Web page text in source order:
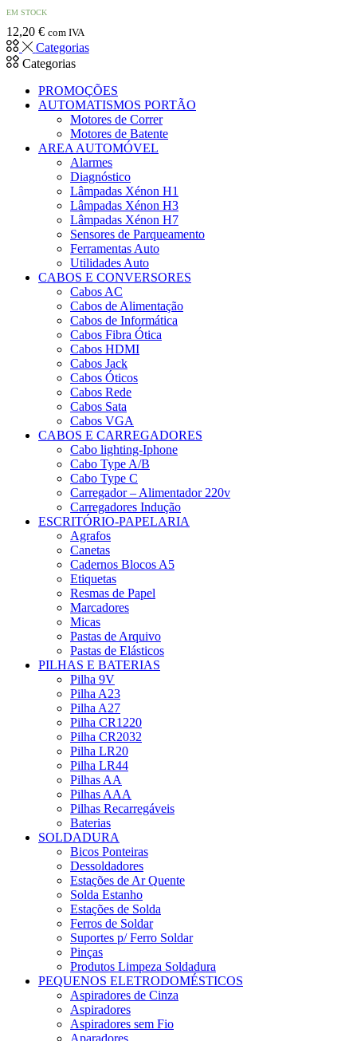
EM STOCK
12,20 € com IVA
Categorias
Categorias
PROMOÇÕES
AUTOMATISMOS PORTÃO
Motores de Correr
Motores de Batente
AREA AUTOMÓVEL
Alarmes
Diagnóstico
Lâmpadas Xénon H1
Lâmpadas Xénon H3
Lâmpadas Xénon H7
Sensores de Parqueamento
Ferramentas Auto
Utilidades Auto
CABOS E CONVERSORES
Cabos AC
Cabos de Alimentação
Cabos de Informática
Cabos Fibra Ótica
Cabos HDMI
Cabos Jack
Cabos Óticos
Cabos Rede
Cabos Sata
Cabos VGA
CABOS E CARREGADORES
Cabo lighting-Iphone
Cabo Type A/B
Cabo Type C
Carregador – Alimentador 220v
Carregadores Indução
ESCRITÓRIO-PAPELARIA
Agrafos
Canetas
Cadernos Blocos A5
Etiquetas
Resmas de Papel
Marcadores
Micas
Pastas de Arquivo
Pastas de Elásticos
PILHAS E BATERIAS
Pilha 9V
Pilha A23
Pilha A27
Pilha CR1220
Pilha CR2032
Pilha LR20
Pilha LR44
Pilhas AA
Pilhas AAA
Pilhas Recarregáveis
Baterias
SOLDADURA
Bicos Ponteiras
Dessoldadores
Estações de Ar Quente
Solda Estanho
Estações de Solda
Ferros de Soldar
Suportes p/ Ferro Soldar
Pinças
Produtos Limpeza Soldadura
PEQUENOS ELETRODOMÉSTICOS
Aspiradores de Cinza
Aspiradores
Aspiradores sem Fio
Aparadores